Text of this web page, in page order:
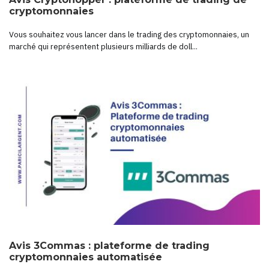
cryptomonnaies
Vous souhaitez vous lancer dans le trading des cryptomonnaies, un
marché qui représentent plusieurs milliards de doll...
Avis 3Commas : plateforme de trading
cryptomonnaies automatisée